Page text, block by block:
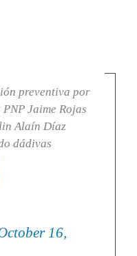
preventiva por
Jaime Rojas
Alaín Díaz
dádivas
16,